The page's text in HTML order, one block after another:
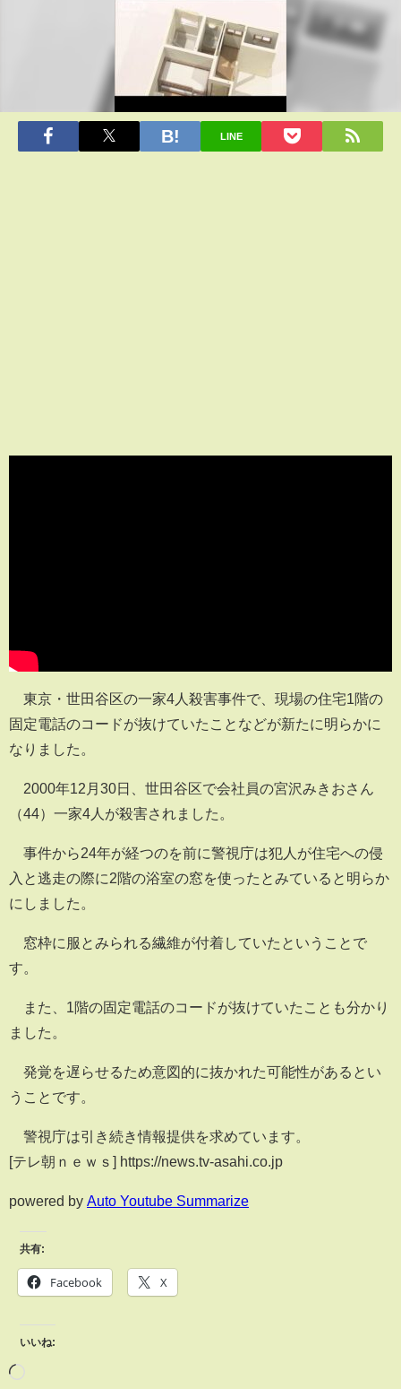
LINE
東京・世田谷区の一家4人殺害事件で、現場の住宅1階の
固定電話のコードが抜けていたことなどが新たに明らかに
なりました。
2000年12月30日、世田谷区で会社員の宮沢みきおさん
（44）一家4人が殺害されました。
事件から24年が経つのを前に警視庁は犯人が住宅への侵
入と逃走の際に2階の浴室の窓を使ったとみていると明らか
にしました。
窓枠に服とみられる繊維が付着していたということで
す。
また、1階の固定電話のコードが抜けていたことも分かり
ました。
発覚を遅らせるため意図的に抜かれた可能性があるとい
うことです。
警視庁は引き続き情報提供を求めています。
[テレ朝ｎｅｗｓ] https://news.tv-asahi.co.jp
powered by Auto Youtube Summarize
共有:
Facebook X
いいね: